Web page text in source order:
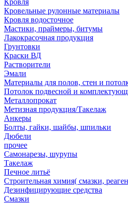
Кровля
Кровельные рулонные материалы
Кровля водосточное
Мастики, праймеры, битумы
Лакокрасочная продукция
Грунтовки
Краски ВД
Растворители
Эмали
Материалы для полов, стен и
Потолок подвесной и
Металлопрокат
Метизная продукция/Такелаж
Анкеры
Болты, гайки, шайбы, шпильки
Дюбели
прочее
Самонарезы, шурупы
Такелаж
Печное литьё
Строительная химия( смазки,
Дезинфицирующие средства
Смазки